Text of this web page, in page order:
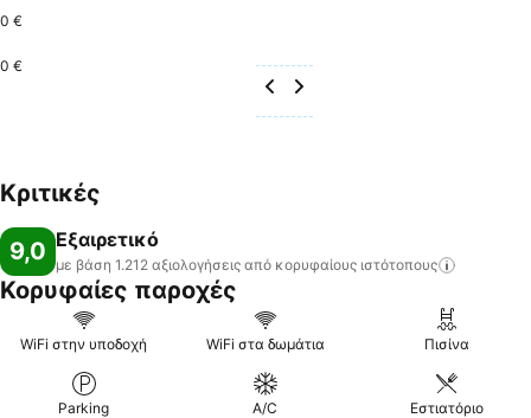
0 €
0 €
Κριτικές
9,0 Εξαιρετικό
με βάση 1.212 αξιολογήσεις από κορυφαίους ιστότοπους
Κορυφαίες παροχές
WiFi στην υποδοχή WiFi στα δωμάτια Πισίνα
Parking A/C Εστιατόριο